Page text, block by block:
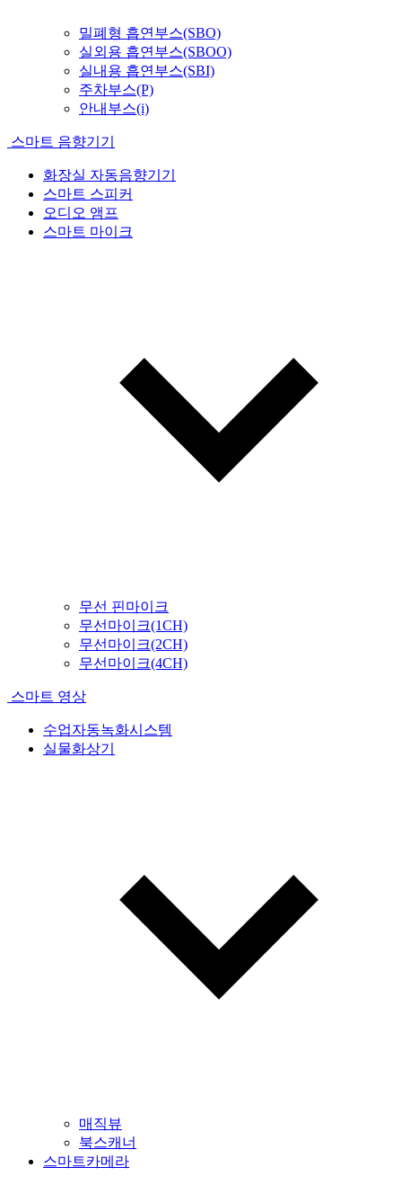
밀폐형 흡연부스(SBO)
실외용 흡연부스(SBOO)
실내용 흡연부스(SBI)
주차부스(P)
안내부스(i)
스마트 음향기기
화장실 자동음향기기
스마트 스피커
오디오 앰프
스마트 마이크
무선 핀마이크
무선마이크(1CH)
무선마이크(2CH)
무선마이크(4CH)
스마트 영상
수업자동녹화시스템
실물화상기
매직뷰
북스캐너
스마트카메라